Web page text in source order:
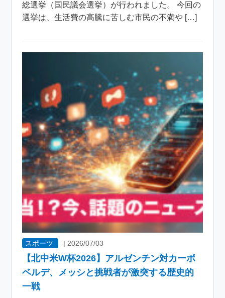
総選挙（国民議会選挙）が行われました。 今回の
選挙は、生活費の高騰に苦しむ市民の不満や […]
スポーツ |2026/07/03
【北中米W杯2026】アルゼンチン対カーボ
ベルデ、メッシと挑戦者が激突する歴史的
一戦